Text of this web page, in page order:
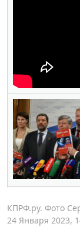
КПРФ.ру. Фото
24 Января 2023,